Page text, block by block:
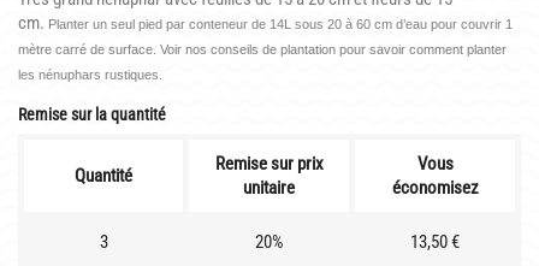
LATOUR-MARLIAC
CLAUDE MONET
BIOGRAPHIE DE 1908
LES BAMBOUS
CONSEILS
cm. Planter un seul pied par conteneur de 14L sous 20 à 60 cm d’eau pour couvrir 1
mètre carré de surface. Voir nos conseils de plantation pour savoir comment planter
les nénuphars rustiques.
Remise sur la quantité
Quantité
Remise sur prix
unitaire
Vous
économisez
3 20% 13,50 €